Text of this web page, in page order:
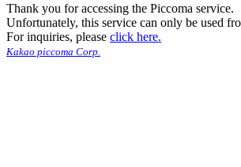
Thank you for accessing the Piccoma service.
Unfortunately, this service can only be used
For inquiries, please click here.
Kakao piccoma Corp.